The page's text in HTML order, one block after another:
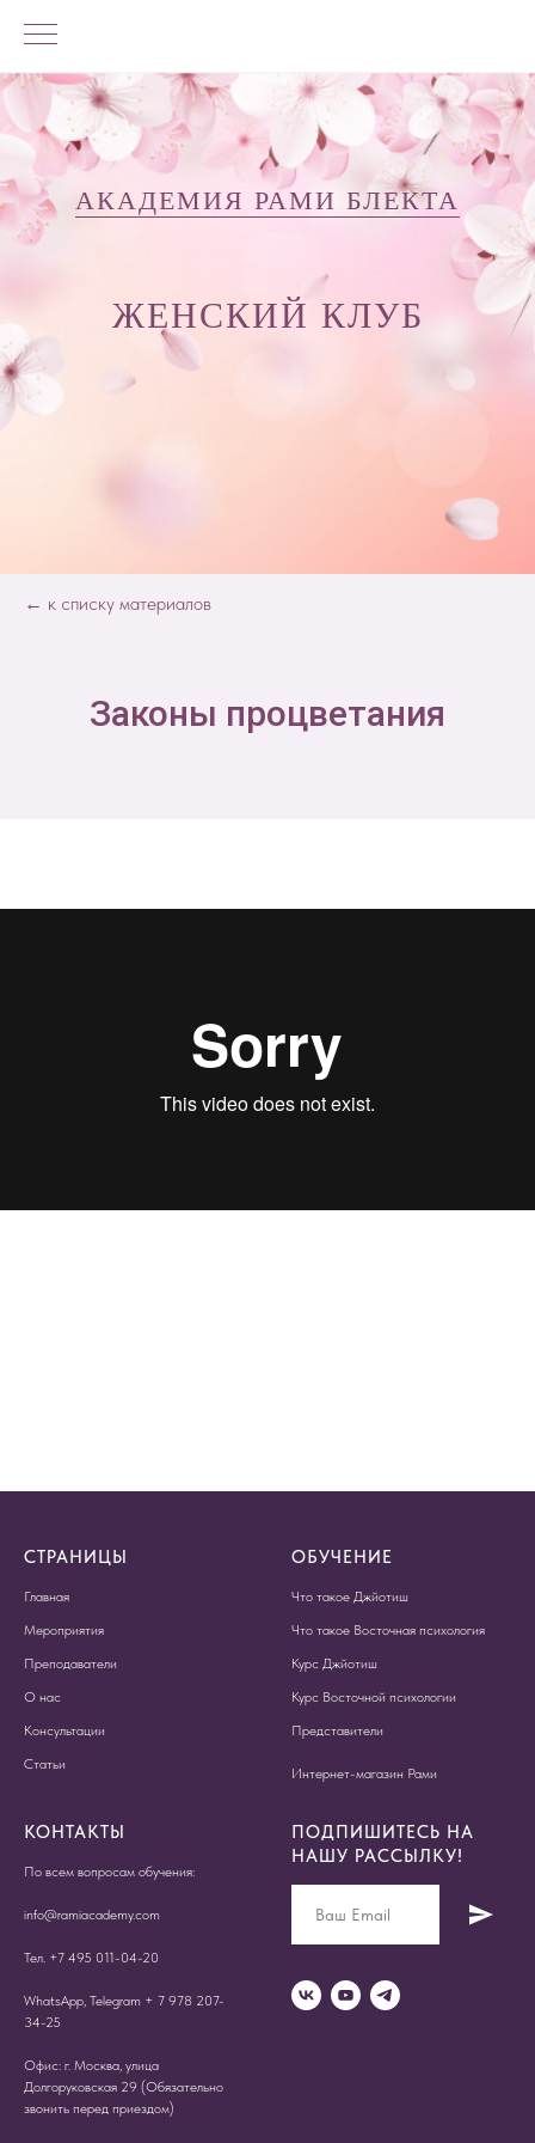
ЖЕНСКИЙ КЛУБ
АКАДЕМИЯ РАМИ БЛЕКТА
← к списку материалов
Законы процветания
СТРАНИЦЫ
Главная
Мероприятия
Преподаватели
О нас
Консультации
Статьи
ОБУЧЕНИЕ
Что такое Джйотиш
Что такое Восточная психология
Курс Джйотиш
Курс Восточной психологии
Представители
Интернет-магазин Рами
КОНТАКТЫ
По всем вопросам обучения:
info@ramiacademy.com
Тел. +7 495 011-04-20
WhatsApp, Telegram + 7 978 207-
34-25
Офис: г. Москва, улица
Долгоруковская 29 (Обязательно
звонить перед приездом)
ПОДПИШИТЕСЬ НА
НАШУ РАССЫЛКУ!